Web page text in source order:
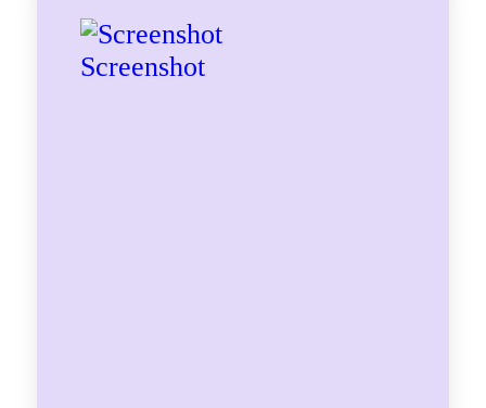
Screenshot